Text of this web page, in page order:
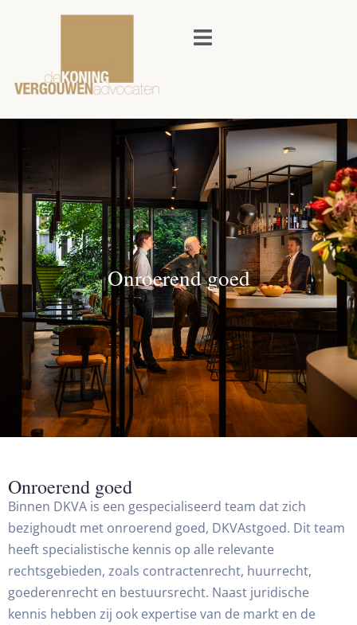
Onroerend goed
Onroerend goed
Binnen DKVA is een gespecialiseerd team dat zich
bezighoudt met onroerend goed, DKVAstgoed. Dit team
heeft specialistische kennis op alle relevante
rechtsgebieden, zoals contractenrecht, huurrecht,
goederenrecht en bestuursrecht. Naast juridische
kennis hebben zij ook expertise van de markt en de